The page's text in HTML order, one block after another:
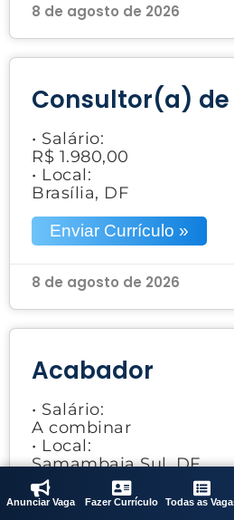
8 de agosto de 2026
Consultor(a) de
• Salário:
R$ 1.980,00
• Local:
Brasília, DF
Enviar Currículo »
8 de agosto de 2026
Acabador
• Salário:
A combinar
• Local:
Samambaia Sul, DF
Enviar Currículo »
Anunciar Vaga Fazer Currículo Todas as